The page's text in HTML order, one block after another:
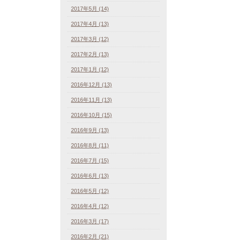
2017年5月 (14)
2017年4月 (13)
2017年3月 (12)
2017年2月 (13)
2017年1月 (12)
2016年12月 (13)
2016年11月 (13)
2016年10月 (15)
2016年9月 (13)
2016年8月 (11)
2016年7月 (15)
2016年6月 (13)
2016年5月 (12)
2016年4月 (12)
2016年3月 (17)
2016年2月 (21)